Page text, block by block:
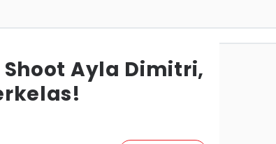
Ayla Dimitri,